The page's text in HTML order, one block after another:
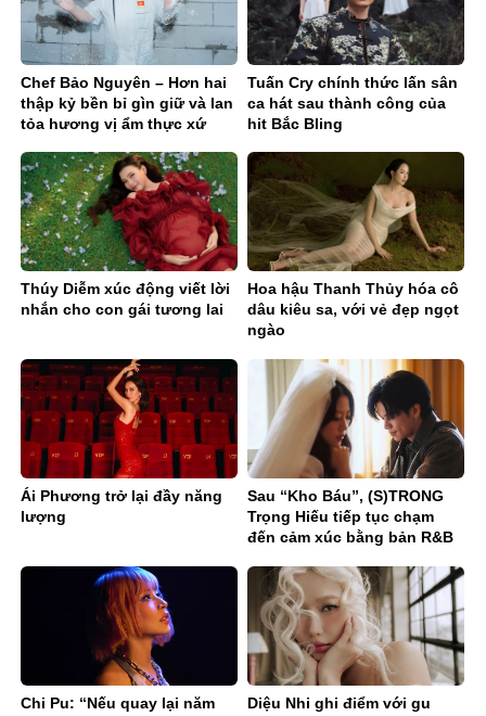
Chef Bảo Nguyên – Hơn hai
thập kỷ bền bỉ gìn giữ và lan
tỏa hương vị ẩm thực xứ
Tuấn Cry chính thức lấn sân
ca hát sau thành công của
hit Bắc Bling
Thúy Diễm xúc động viết lời
nhắn cho con gái tương lai
Hoa hậu Thanh Thủy hóa cô
dâu kiêu sa, với vẻ đẹp ngọt
ngào
Ái Phương trở lại đầy năng
lượng
Sau “Kho Báu”, (S)TRONG
Trọng Hiếu tiếp tục chạm
đến cảm xúc bằng bản R&B
Chi Pu: “Nếu quay lại năm
Diệu Nhi ghi điểm với gu